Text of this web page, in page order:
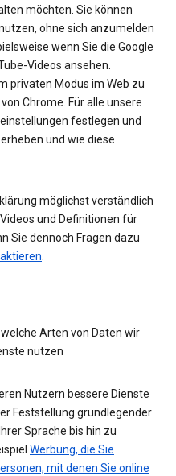
möchten. Sie können
ohne sich anzumelden
wenn Sie die Google
Videos ansehen.
privaten Modus im Web zu
Chrome. Für alle unsere
festlegen und
und wie diese
möglichst verständlich
und Definitionen für
Sie dennoch Fragen dazu
.
Arten von Daten wir
nutzen
Nutzern bessere Dienste
Feststellung grundlegender
Sprache bis hin zu
Werbung, die Sie
mit denen Sie online